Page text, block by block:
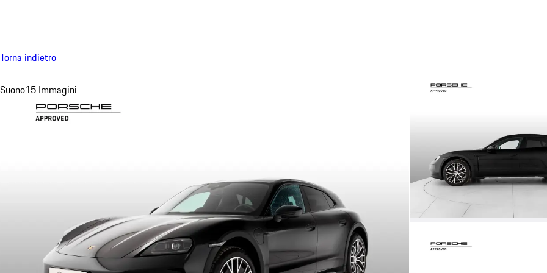
Torna indietro
Suono15 Immagini